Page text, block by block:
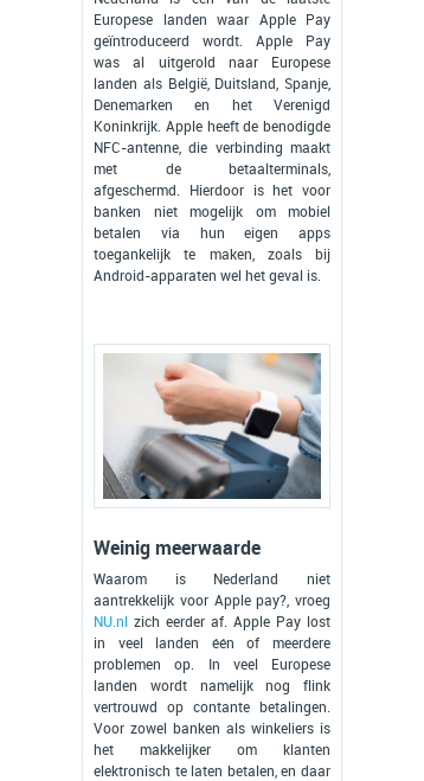
Europese landen waar Apple Pay
geïntroduceerd wordt. Apple Pay
was al uitgerold naar Europese
landen als België, Duitsland, Spanje,
Denemarken en het Verenigd
Koninkrijk. Apple heeft de benodigde
NFC-antenne, die verbinding maakt
met de betaalterminals,
afgeschermd. Hierdoor is het voor
banken niet mogelijk om mobiel
betalen via hun eigen apps
toegankelijk te maken, zoals bij
Android-apparaten wel het geval is.
Weinig meerwaarde
Waarom is Nederland niet
aantrekkelijk voor Apple pay?, vroeg
NU.nl zich eerder af. Apple Pay lost
in veel landen één of meerdere
problemen op. In veel Europese
landen wordt namelijk nog flink
vertrouwd op contante betalingen.
Voor zowel banken als winkeliers is
het makkelijker om klanten
elektronisch te laten betalen, en daar